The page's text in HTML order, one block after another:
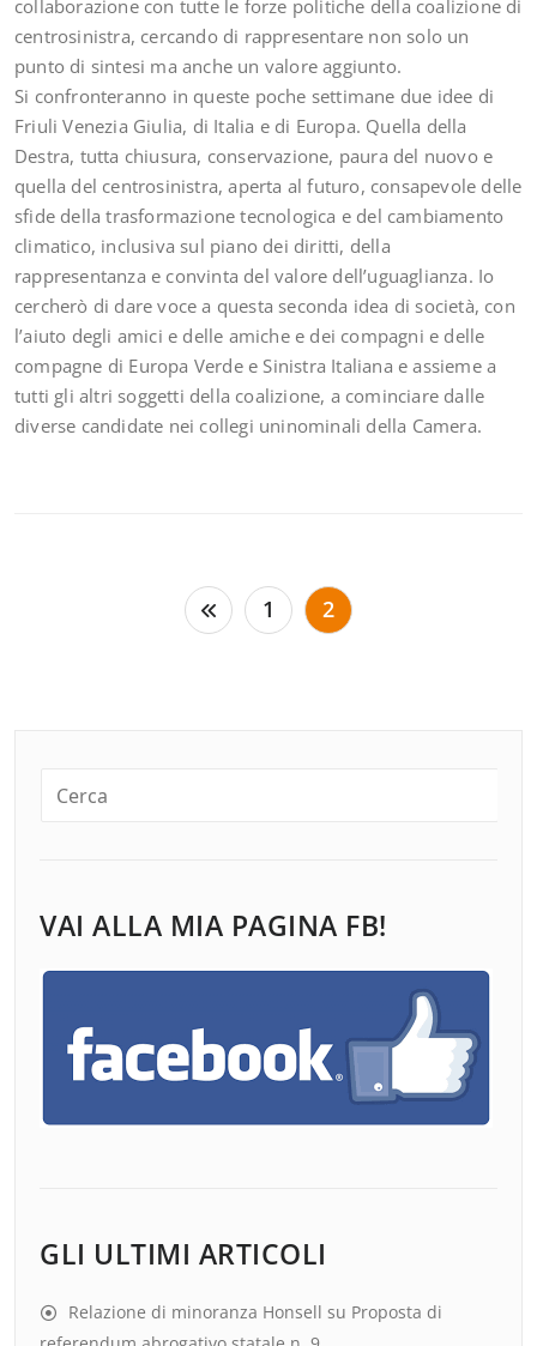
collaborazione con tutte le forze politiche della coalizione di
centrosinistra, cercando di rappresentare non solo un
punto di sintesi ma anche un valore aggiunto.
Si confronteranno in queste poche settimane due idee di
Friuli Venezia Giulia, di Italia e di Europa. Quella della
Destra, tutta chiusura, conservazione, paura del nuovo e
quella del centrosinistra, aperta al futuro, consapevole delle
sfide della trasformazione tecnologica e del cambiamento
climatico, inclusiva sul piano dei diritti, della
rappresentanza e convinta del valore dell’uguaglianza. Io
cercherò di dare voce a questa seconda idea di società, con
l’aiuto degli amici e delle amiche e dei compagni e delle
compagne di Europa Verde e Sinistra Italiana e assieme a
tutti gli altri soggetti della coalizione, a cominciare dalle
diverse candidate nei collegi uninominali della Camera.
1 2
VAI ALLA MIA PAGINA FB!
GLI ULTIMI ARTICOLI
Relazione di minoranza Honsell su Proposta di